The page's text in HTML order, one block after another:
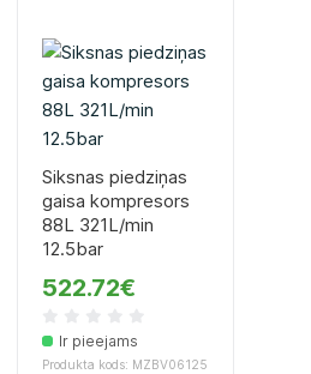
Siksnas piedziņas
gaisa kompresors
88L 321L/min
12.5bar
522.72€
Ir pieejams
Produkta kods: MZBV06125